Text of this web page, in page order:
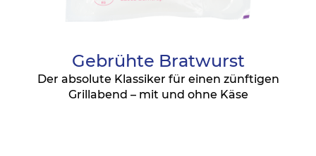
Gebrühte Bratwurst
Der absolute Klassiker für einen zünftigen
Grillabend – mit und ohne Käse